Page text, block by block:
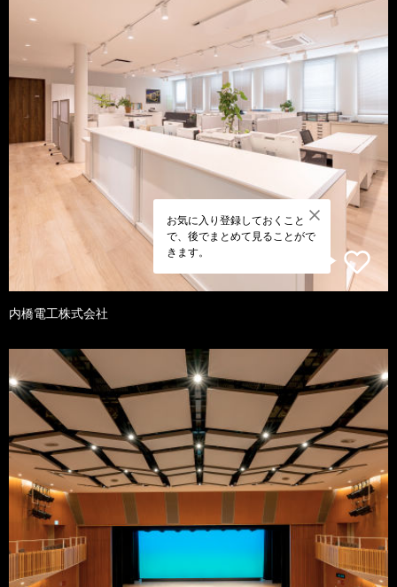
お気に入り登録しておくこと
で、後でまとめて見ることがで
きます。
内橋電工株式会社